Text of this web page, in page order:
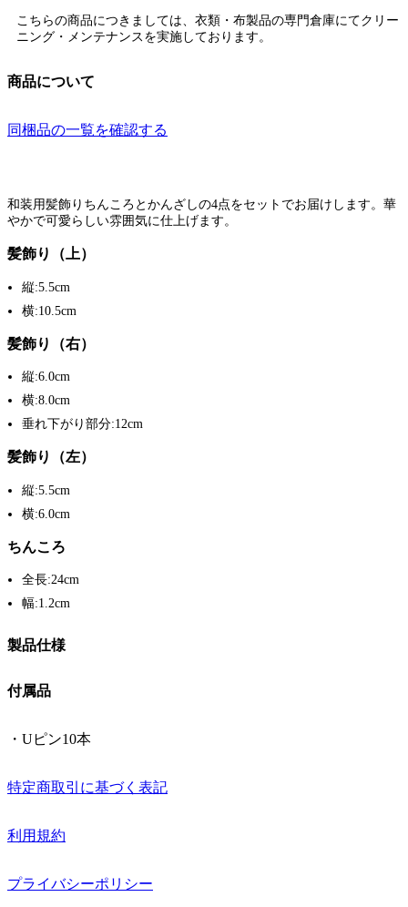
こちらの商品につきましては、衣類・布製品の専門倉庫にてクリー
ニング・メンテナンスを実施しております。
商品について
同梱品の一覧を確認する
和装用髪飾りちんころとかんざしの4点をセットでお届けします。華
やかで可愛らしい雰囲気に仕上げます。
髪飾り（上）
縦:5.5cm
横:10.5cm
髪飾り（右）
縦:6.0cm
横:8.0cm
垂れ下がり部分:12cm
髪飾り（左）
縦:5.5cm
横:6.0cm
ちんころ
全長:24cm
幅:1.2cm
製品仕様
付属品
・Uピン10本
特定商取引に基づく表記
利用規約
プライバシーポリシー